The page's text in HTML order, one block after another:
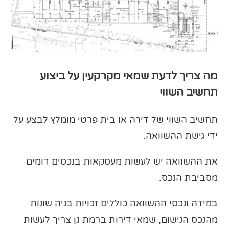
מה צריך לדעת שמאי מקרקעין על ביצוע
תחשיב השווי
תחשיב השווי של דירה או בית פרטי מומלץ לבצע על
ידי גישת ההשוואה.
את ההשוואה יש לעשות מעסקאות בנכסים דומים
מסביבת הנכס.
במידה ונכסי ההשוואה כוללים זכויות בניה שונות
מהנכס הנישום, שמאי דירות ברמת גן צריך לעשות